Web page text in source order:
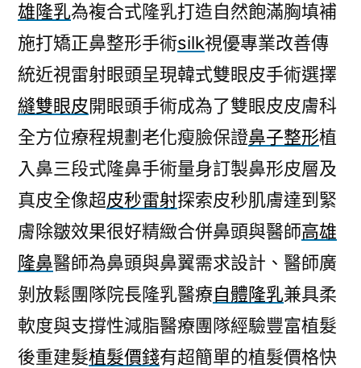
雄隆乳為複合式隆乳打造自然飽滿胸填補
施打矯正鼻整形手術silk視優專業改善傳
統近視雷射眼頭呈現韓式雙眼皮手術選擇
縫雙眼皮開眼頭手術成為了雙眼皮皮膚科
全方位療程規劃老化瘦臉保證鼻子整形植
入鼻三段式隆鼻手術量身訂製鼻形皮層及
真皮全像超皮秒雷射探索皮秒肌膚達到緊
膚除皺效果很好精緻合併鼻頭與醫師高雄
隆鼻醫師為鼻頭與鼻翼需求設計、醫師廣
剝放鬆團隊院長隆乳醫療自體隆乳兼具柔
軟度與支撐性減脂醫療團隊經驗豐富植髮
後重建髮植髮價錢有超簡單的植髮價格快